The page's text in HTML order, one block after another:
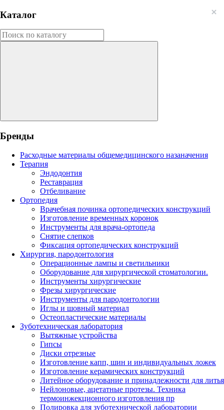
Каталог
Бренды
Расходные материалы общемедицинского назаначения
Терапия
Эндодонтия
Реставрация
Отбеливание
Ортопедия
Врачебная починка ортопедических конструкций
Изготовление временных коронок
Инструменты для врача-ортопеда
Снятие слепков
Фиксация ортопедических конструкций
Хирургия, пародонтология
Операционные лампы и светильники
Оборудование для хирургической стоматологии.
Инструменты хирургические
Фрезы хирургические
Инструменты для пародонтологии
Иглы и шовный материал
Остеопластические материалы
Зуботехническая лаборатория
Вытяжные устройства
Гипсы
Диски отрезные
Изготовление капп, шин и индивидуальных ложек
Изготовление керамических конструкций
Литейное оборудование и принадлежности для литья
Нейлоновые, ацетатные протезы. Техника
термоинжекционного изготовления пр
Полировка для зуботехнической лаборатории